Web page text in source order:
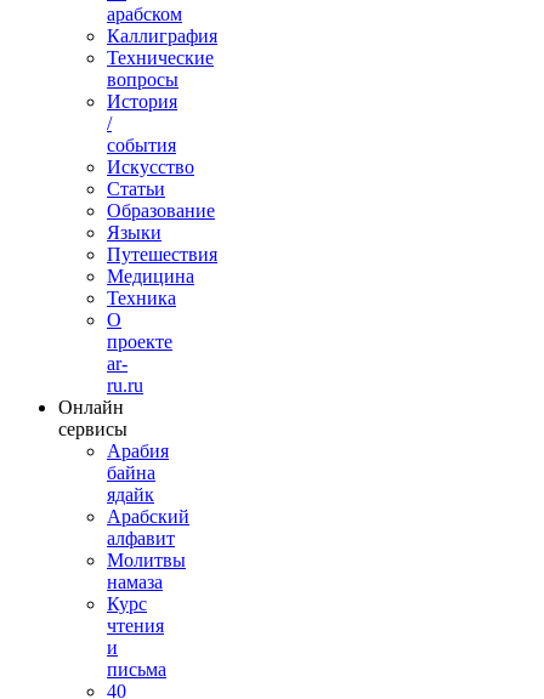
арабском
Каллиграфия
Технические
вопросы
История
/
события
Искусство
Статьи
Образование
Языки
Путешествия
Медицина
Техника
О
проекте
ar-
ru.ru
Онлайн
сервисы
Арабия
байна
ядайк
Арабский
алфавит
Молитвы
намаза
Курс
чтения
и
письма
40